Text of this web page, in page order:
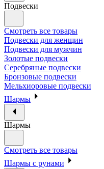
Подвески
Смотреть все товары
Подвески для женщин
Подвески для мужчин
Золотые подвески
Серебряные подвески
Бронзовые подвески
Мельхиоровые подвески
Шармы
Шармы
Смотреть все товары
Шармы с рунами